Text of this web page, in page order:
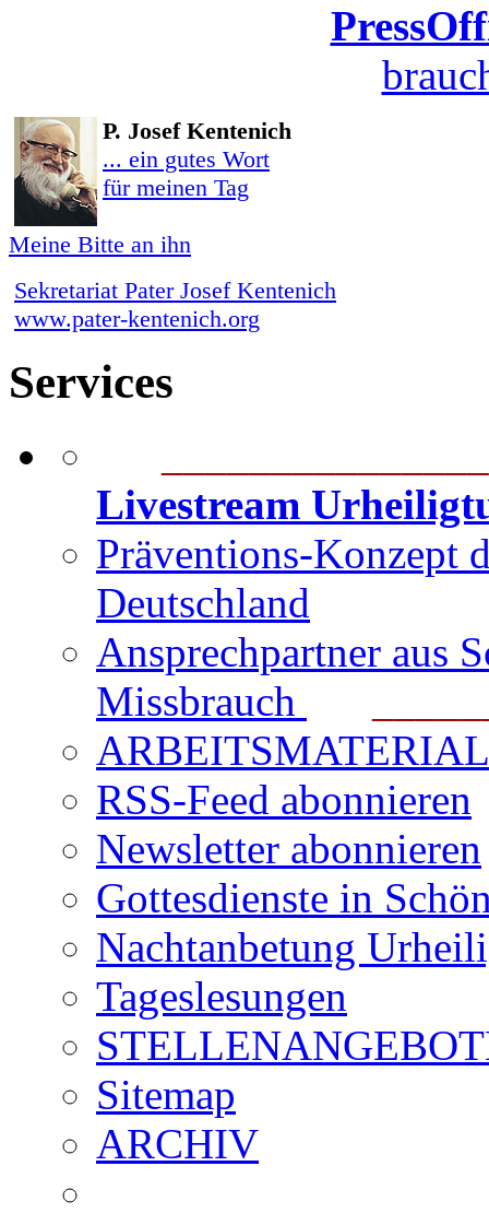
P. Josef Kentenich
... ein gutes Wort
für meinen Tag
Meine Bitte an ihn
Sekretariat Pater Josef Kentenich
www.pater-kentenich.org
Services
Livestream
Präventions-Konzept
Deutschland
Ansprechpartner aus
Missbrauch
ARBEITSMATERIAL
RSS-Feed abonnieren
Newsletter abonnieren
Gottesdienste in
Nachtanbetung
Tageslesungen
Sitemap
ARCHIV